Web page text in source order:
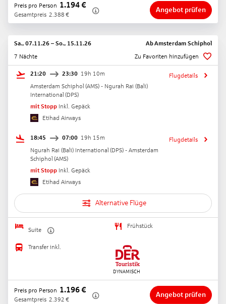
Preis pro Person 1.194€
Gesamtpreis 2.388 €
Angebot prüfen
Sa., 07.11.26 – So., 15.11.26 AbAmsterdam Schiphol
7 Nächte
Zu Favoriten hinzufügen
21:20 23:30 19h 10m
Amsterdam Schiphol (AMS) - Ngurah Rai (Bali)
International (DPS)
mit Stopp Inkl. Gepäck
Etihad Airways
Flugdetails
18:45 07:00 19h 15m
Ngurah Rai (Bali) International (DPS) - Amsterdam
Schiphol (AMS)
mit Stopp Inkl. Gepäck
Etihad Airways
Flugdetails
Alternative Flüge
Suite
Frühstück
Transfer inkl.
Preis pro Person 1.196€
Gesamtpreis 2.392 €
Angebot prüfen